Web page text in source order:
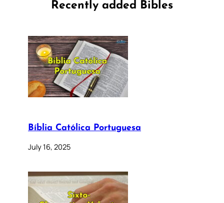
Recently added Bibles
Bíblia Católica Portuguesa
July 16, 2025